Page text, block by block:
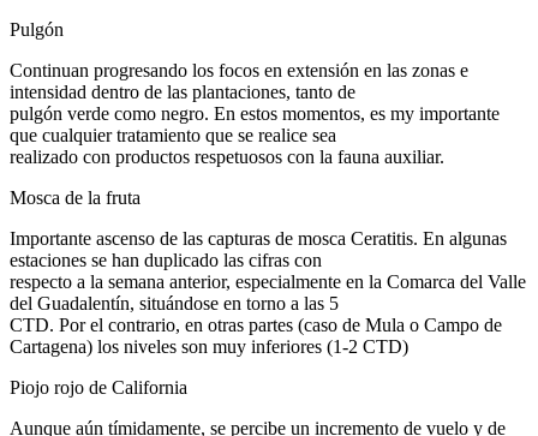
Pulgón
Continuan progresando los focos en extensión en las zonas e
intensidad dentro de las plantaciones, tanto de
pulgón verde como negro. En estos momentos, es my importante
que cualquier tratamiento que se realice sea
realizado con productos respetuosos con la fauna auxiliar.
Mosca de la fruta
Importante ascenso de las capturas de mosca Ceratitis. En algunas
estaciones se han duplicado las cifras con
respecto a la semana anterior, especialmente en la Comarca del Valle
del Guadalentín, situándose en torno a las 5
CTD. Por el contrario, en otras partes (caso de Mula o Campo de
Cartagena) los niveles son muy inferiores (1-2 CTD)
Piojo rojo de California
Aunque aún tímidamente, se percibe un incremento de vuelo y de